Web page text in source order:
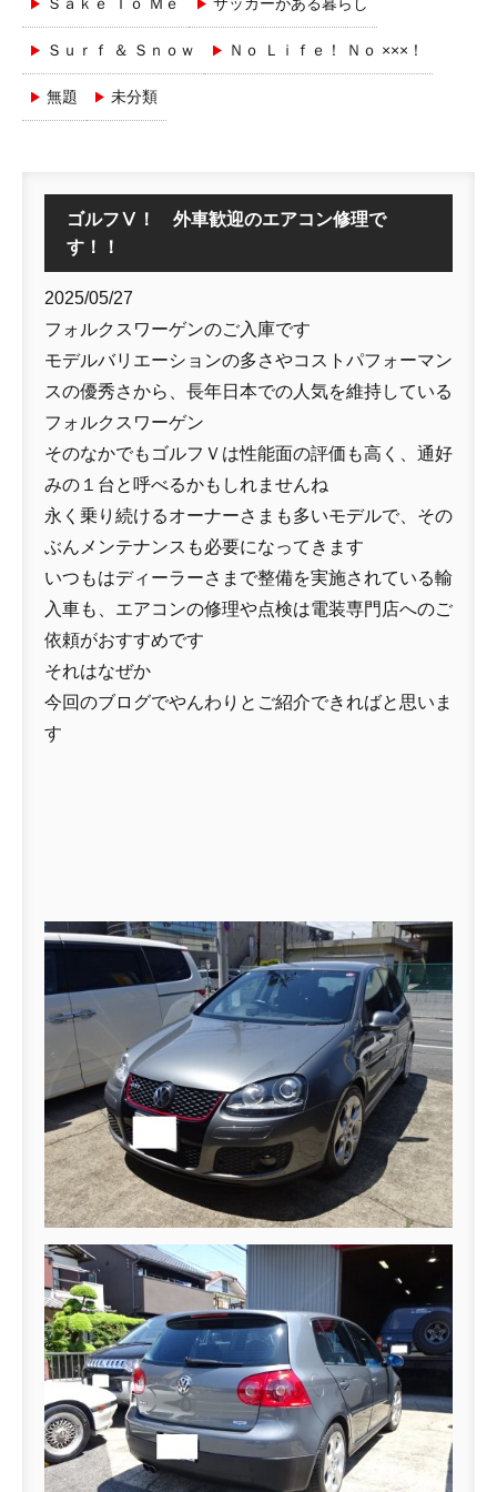
Ｓｕｒｆ ＆ Ｓｎｏｗ Ｎｏ Ｌｉｆｅ！ Ｎｏ ×××！
無題 未分類
ゴルフⅤ！ 外車歓迎のエアコン修理で
す！！
2025/05/27
フォルクスワーゲンのご入庫です
モデルバリエーションの多さやコストパフォーマン
スの優秀さから、長年日本での人気を維持している
フォルクスワーゲン
そのなかでもゴルフＶは性能面の評価も高く、通好
みの１台と呼べるかもしれませんね
永く乗り続けるオーナーさまも多いモデルで、その
ぶんメンテナンスも必要になってきます
いつもはディーラーさまで整備を実施されている輸
入車も、エアコンの修理や点検は電装専門店へのご
依頼がおすすめです
それはなぜか
今回のブログでやんわりとご紹介できればと思いま
す